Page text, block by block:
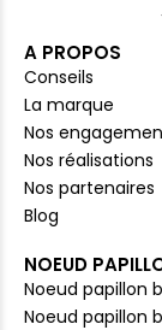
A PROPOS
Conseils
La marque
Nos
Nos réalisations
Nos partenaires
Blog
NOEUD
Noeud papillon
Noeud papillon